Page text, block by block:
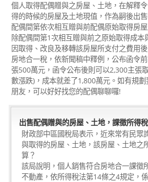
個人取得配偶贈與之房屋、土地，在解釋
得的時候的房屋及土地現值，作為嗣後出
配偶間第依次相互贈與前配偶原始取得房
除配偶間第1次相互贈與前之原始取得成本
因取得、改良及移轉該房屋所支付之費用
房地合一稅，依新聞稿中釋例，公布函令
張500萬元，函令公布後則可以2,300主張
數漲跌)，成本就差了1,800萬元。如有規
朋友，可以好好找您的配偶聊聊囉!
出售配偶贈與的房屋、土地，課徵所得
財政部中區國稅局表示，近來常有民眾
與取得的房屋、土地，該房屋、土地之
算？
該局說明，個人銷售符合房地合一課徵
不動產，依所得稅法第14條之4規定，